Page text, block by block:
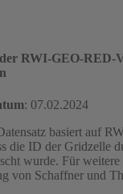
RWI-GEO-RED-
: 07.02.2024
basiert auf
die ID der Gridzelle
wurde. Für
von Schaffner und